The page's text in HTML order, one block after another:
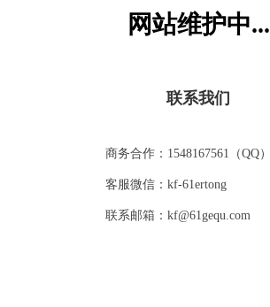
网站维护中...
联系我们
商务合作：1548167561（QQ）
客服微信：kf-61ertong
联系邮箱：kf@61gequ.com